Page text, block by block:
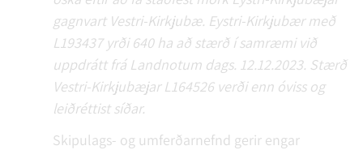
gagnvart Vestri-Kirkjubæ. Eystri-Kirkjubær með
L193437 yrði 640 ha að stærð í samræmi við
uppdrátt frá Landnotum dags. 12.12.2023. Stærð
Vestri-Kirkjubæjar L164526 verði enn óviss og
leiðréttist síðar.
Skipulags- og umferðarnefnd gerir engar